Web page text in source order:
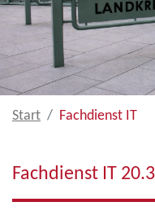
Start Fachdienst IT
Fachdienst IT 20.3